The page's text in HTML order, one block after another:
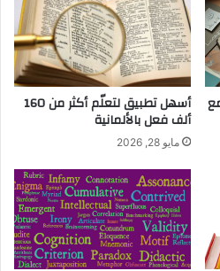
أسهل تطبيق لتعلّم أكثر من 160
ألف فعل بالألمانية
مايو 28, 2026